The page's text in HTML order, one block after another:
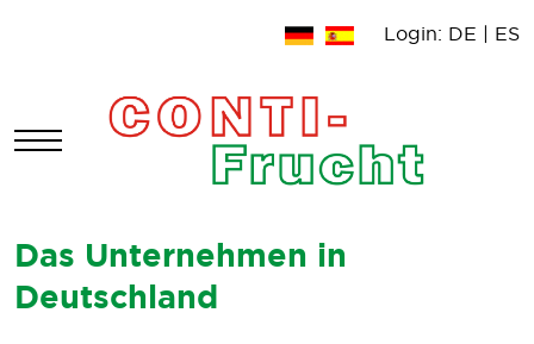
Login: DE | ES
Mobile Menu Toggle
Das Unternehmen in
Deutschland